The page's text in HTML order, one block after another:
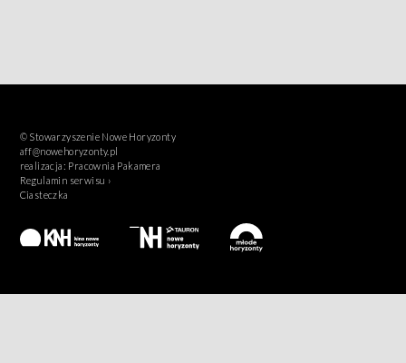
© Stowarzyszenie Nowe Horyzonty
aff@nowehoryzonty.pl
realizacja: Pracownia Pakamera
Regulamin serwisu ›
Ciasteczka